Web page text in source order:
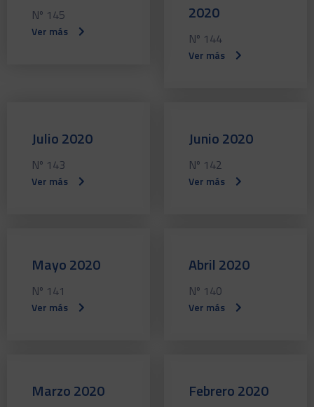
Nº 145
Ver más
2020
Nº 144
Ver más
Julio 2020
Nº 143
Ver más
Junio 2020
Nº 142
Ver más
Mayo 2020
Nº 141
Ver más
Abril 2020
Nº 140
Ver más
Marzo 2020 Febrero 2020